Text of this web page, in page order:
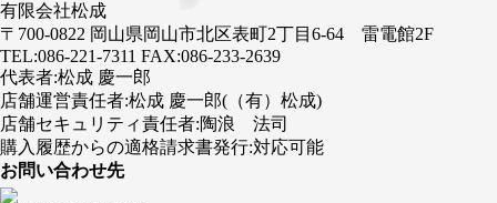
有限会社松成
〒700-0822 岡山県岡山市北区表町2丁目6-64 雷電館2F
TEL:086-221-7311 FAX:086-233-2639
代表者:松成 慶一郎
店舗運営責任者:松成 慶一郎(（有）松成)
店舗セキュリティ責任者:陶浪 法司
購入履歴からの適格請求書発行:対応可能
お問い合わせ先